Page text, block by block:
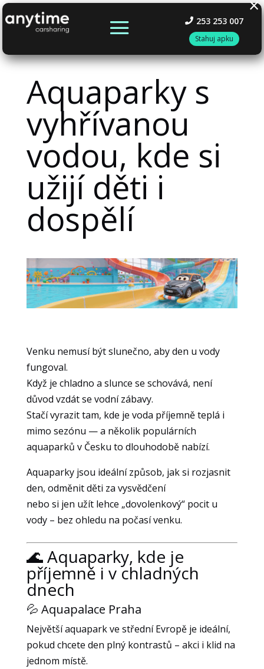
253 253 007
Stahuj apku
Aquaparky s
vyhřívanou
vodou, kde si
užijí děti i
dospělí
Venku nemusí být slunečno, aby den u vody
fungoval.
Když je chladno a slunce se schovává, není
důvod vzdát se vodní zábavy.
Stačí vyrazit tam, kde je voda příjemně teplá i
mimo sezónu — a několik populárních
aquaparků v Česku to dlouhodobě nabízí.
Aquaparky jsou ideální způsob, jak si rozjasnit
den, odměnit děti za vysvědčení
nebo si jen užít lehce „dovolenkový“ pocit u
vody – bez ohledu na počasí venku.
🌊 Aquaparky, kde je
příjemně i v chladných
dnech
💦 Aquapalace Praha
Největší aquapark ve střední Evropě je ideální,
pokud chcete den plný kontrastů – akci i klid na
jednom místě.
Nezbytné
Tyto
soubory
cookie
nejsou
nezbytné
pro
fungování